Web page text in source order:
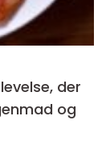
der
og